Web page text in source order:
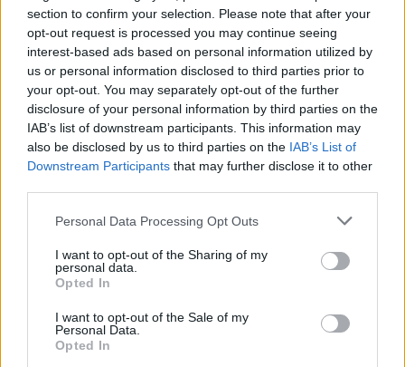
section to confirm your selection. Please note that after your
opt-out request is processed you may continue seeing
interest-based ads based on personal information utilized by
us or personal information disclosed to third parties prior to
your opt-out. You may separately opt-out of the further
disclosure of your personal information by third parties on the
IAB’s list of downstream participants. This information may
also be disclosed by us to third parties on the IAB’s List of
Downstream Participants that may further disclose it to other
Personal Data Processing Opt Outs
I want to opt-out of the Sharing of my
personal data.
Opted In
I want to opt-out of the Sale of my
Personal Data.
Opted In
ΣΚΟΡΠΙΟΣ
Αποφύγετε τα ρίσκα και τις
βιαστικές κινήσεις!
ΤΟΞΟΤΗΣ
Να έχετε εμπιστοσύνη στο
ένστικτό σας και σας αναμένουν
ευχάριστες εκπλήξεις.
ΑΙΓΟΚΕΡΩΣ